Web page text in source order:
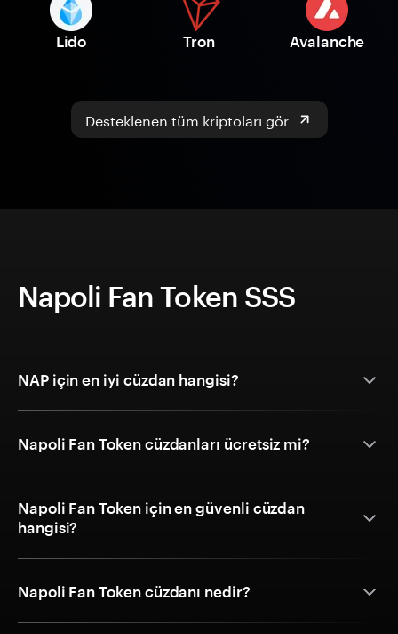
Lido Tron Avalanche
Desteklenen tüm kriptoları gör
Napoli Fan Token SSS
NAP için en iyi cüzdan hangisi?
Napoli Fan Token cüzdanları ücretsiz mi?
Napoli Fan Token için en güvenli cüzdan
hangisi?
Napoli Fan Token cüzdanı nedir?